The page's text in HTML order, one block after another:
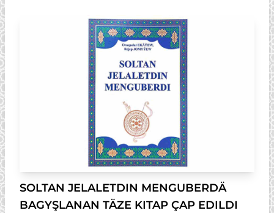
SOLTAN JELALETDIN MENGUBERDÄ
BAGYŞLANAN TÄZE KITAP ÇAP EDILDI